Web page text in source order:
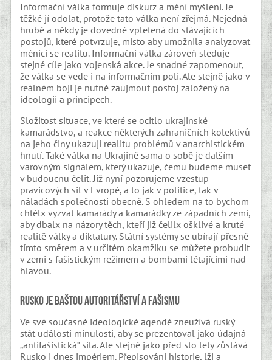
Informační válka formuje diskurz a mění myšlení. Je
těžké jí odolat, protože tato válka není zřejmá. Nejedná
hrubě a někdy je dovedně vpletená do stávajících
postojů, které potvrzuje, místo aby umožnila analyzovat
měnící se realitu. Informační válka zároveň sleduje
stejné cíle jako vojenská akce. Je snadné zapomenout,
že válka se vede i na informačním poli. Ale stejně jako v
reálném boji je nutné zaujmout postoj založený na
ideologii a principech.
Složitost situace, ve které se ocitlo ukrajinské
kamarádstvo, a reakce některých zahraničních kolektivů
na jeho činy ukazují realitu problémů v anarchistickém
hnutí. Také válka na Ukrajině sama o sobě je dalším
varovným signálem, který ukazuje, čemu budeme muset
v budoucnu čelit. Již nyní pozorujeme vzestup
pravicových sil v Evropě, a to jak v politice, tak v
náladách společnosti obecně. S ohledem na to bychom
chtělx vyzvat kamarády a kamarádky ze západních zemí,
aby dbalx na názory těch, kteří již čelilx ošklivé a kruté
realitě války a diktatury. Státní systémy se ubírají přesně
tímto směrem a v určitém okamžiku se můžete probudit
v zemi s fašistickým režimem a bombami létajícími nad
hlavou.
Rusko je baštou autoritářství a fašismu
Ve své současné ideologické agendě zneužívá ruský
stát události minulosti, aby se prezentoval jako údajná
„antifašistická“ síla. Ale stejně jako před sto lety zůstává
Rusko i dnes impériem. Přepisování historie, lži a